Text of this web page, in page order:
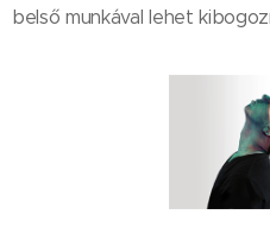
belső munkával lehet